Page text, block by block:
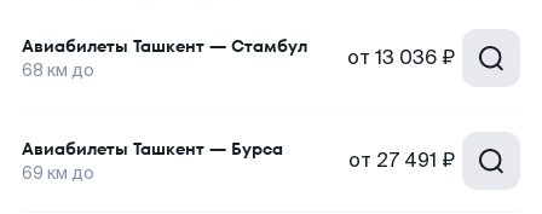
Авиабилеты Ташкент — Стамбул
68 км до от 13 036 ₽
Авиабилеты Ташкент — Бурса
69 км до от 27 491 ₽